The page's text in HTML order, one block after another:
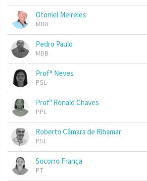
Otoniel Meireles
MDB
Pedro Paulo
MDB
Profª Neves
PSL
Profº Ronald Chaves
PPL
Roberto Câmara de Ribamar
PSL
Socorro França
PT